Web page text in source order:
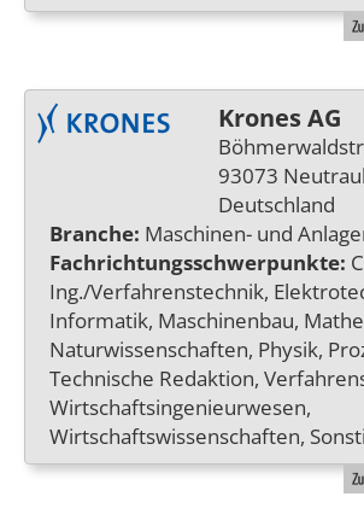
Krones AG
93073
Deutschland
Branche: Maschinen- und
Fachrichtungsschwerpunkte:
Ing./Verfahrenstechnik,
Informatik, Maschinenbau,
Naturwissenschaften, Physik,
Technische Redaktion,
Wirtschaftsingenieurwesen,
Wirtschaftswissenschaften,